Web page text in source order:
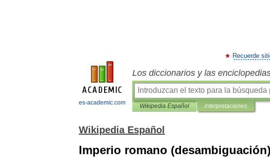
es-academic.com
Recuerde
Los diccionarios y las
Wikipedia Español interpretaciones
Wikipedia Español
Imperio romano (desambiguación)